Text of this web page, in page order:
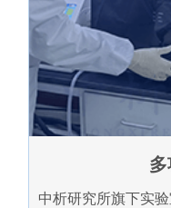
中析研究所旗下实